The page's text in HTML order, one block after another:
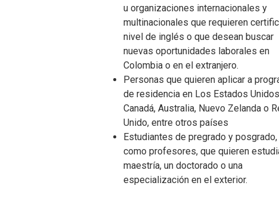
u organizaciones internacionales y
multinacionales que requieren
nivel de inglés o que desean buscar
nuevas oportunidades laborales en
Colombia o en el extranjero.
Personas que quieren aplicar a
de residencia en Los Estados
Canadá, Australia, Nuevo Zelanda o
Unido, entre otros países
Estudiantes de pregrado y
como profesores, que quieren
maestría, un doctorado o una
especialización en el exterior.